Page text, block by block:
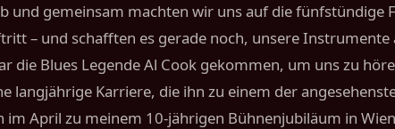
und gemeinsam machten wir uns auf die fünfstündige
– und schafften es gerade noch, unsere
die Blues Legende Al Cook gekommen, um uns zu
langjährige Karriere, die ihn zu einem der
April zu meinem 10-jährigen Bühnenjubiläum in